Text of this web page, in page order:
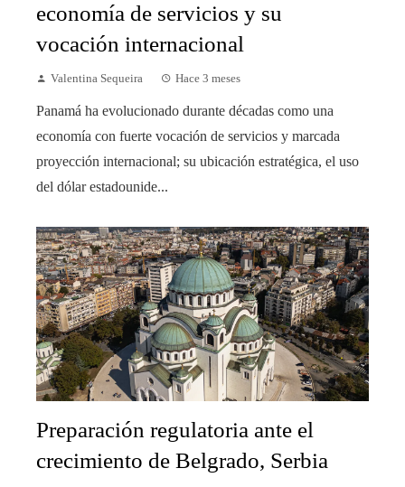
economía de servicios y su
vocación internacional
Valentina Sequeira Hace 3 meses
Panamá ha evolucionado durante décadas como una
economía con fuerte vocación de servicios y marcada
proyección internacional; su ubicación estratégica, el uso
del dólar estadounide...
Preparación regulatoria ante el
crecimiento de Belgrado, Serbia